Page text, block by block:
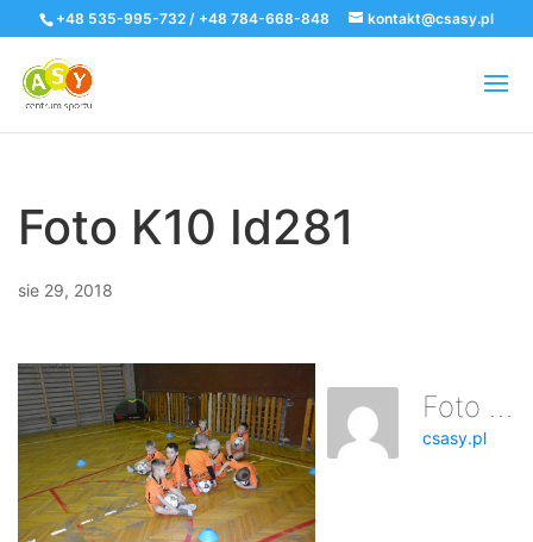
+48 535-995-732 / +48 784-668-848 kontakt@csasy.pl
Foto K10 Id281
sie 29, 2018
Foto K10 Id281
csasy.pl